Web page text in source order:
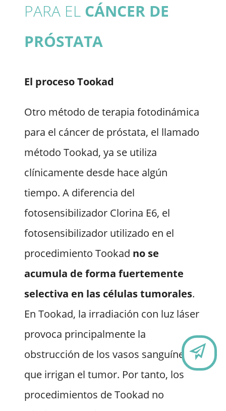
PARA EL CÁNCER DE
PRÓSTATA
El proceso Tookad
Otro método de terapia fotodinámica
para el cáncer de próstata, el llamado
método Tookad, ya se utiliza
clínicamente desde hace algún
tiempo. A diferencia del
fotosensibilizador Clorina E6, el
fotosensibilizador utilizado en el
procedimiento Tookad no se
acumula de forma fuertemente
selectiva en las células tumorales.
En Tookad, la irradiación con luz láser
provoca principalmente la
obstrucción de los vasos sanguíneos
que irrigan el tumor. Por tanto, los
procedimientos de Tookad no